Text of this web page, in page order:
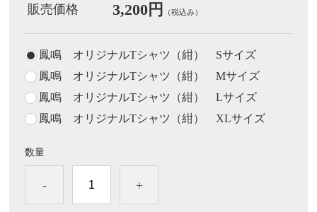
販売価格 3,200円 （税込み）
鳳鳴 オリジナルTシャツ（紺） Sサイズ
鳳鳴 オリジナルTシャツ（紺） Mサイズ
鳳鳴 オリジナルTシャツ（紺） Lサイズ
鳳鳴 オリジナルTシャツ（紺） XLサイズ
数量
- +